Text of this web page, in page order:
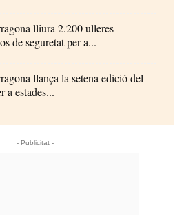
lliura 2.200 ulleres
de seguretat per a...
llança la setena edició del
a estades...
- Publicitat -